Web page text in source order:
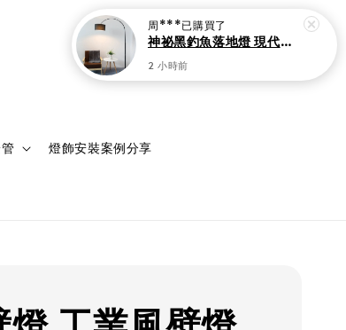
燈飾安裝案例分享
登入
周***已購買了
神祕黑釣魚落地燈 現代家居裝飾 客廳 書房與臥室立燈
2 小時前